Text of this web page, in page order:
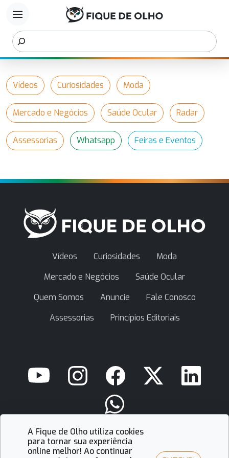
menu
Vídeos Curiosidades Moda
Mercado e Negócios Saúde Ocular Radar
Assessorias Whatsapp Feiras e Eventos
Vídeos Curiosidades
Moda
Mercado e Negócios
Saúde Ocular
Quem Somos
Anuncie
Fale Conosco
Assessorias
Princípios Editoriais
contato@fiquedeolho.com.br
A Fique de Olho utiliza cookies
para tornar sua experiência
online melhor! Ao continuar